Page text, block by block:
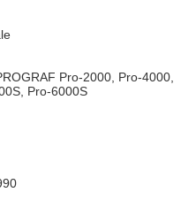
Pro-2000, Pro-4000,
Pro-6000S